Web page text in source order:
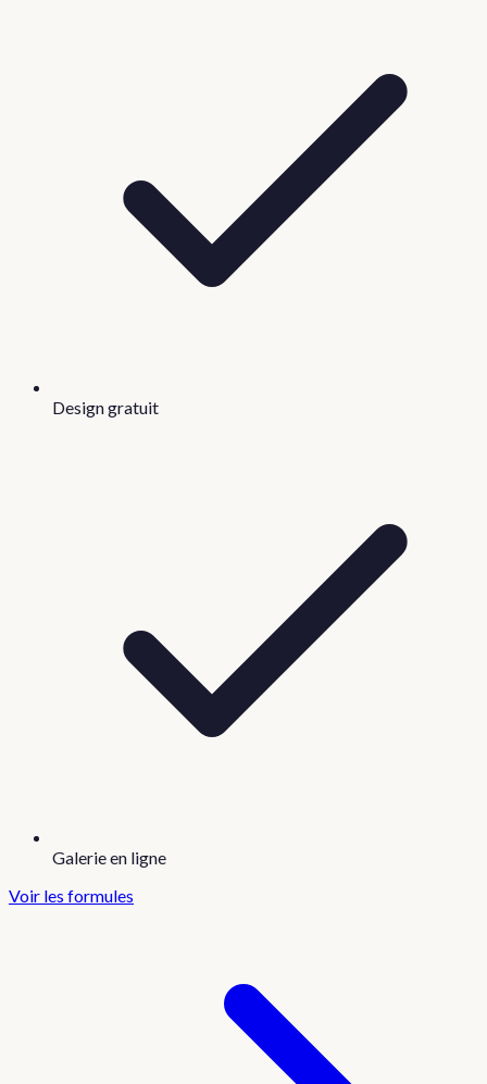
Design gratuit
Galerie en ligne
Voir les formules